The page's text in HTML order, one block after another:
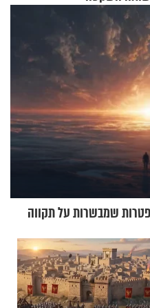
שמבשרות על תקווה